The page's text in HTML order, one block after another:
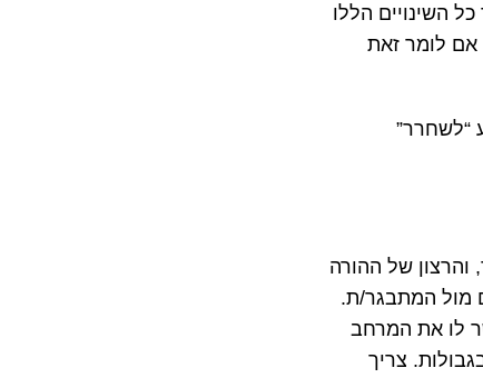
השינויים הללו
אם לומר זאת
“לשחרר”
והרצון של ההורה
מול המתבגר/ת.
לו את המרחב
צריך